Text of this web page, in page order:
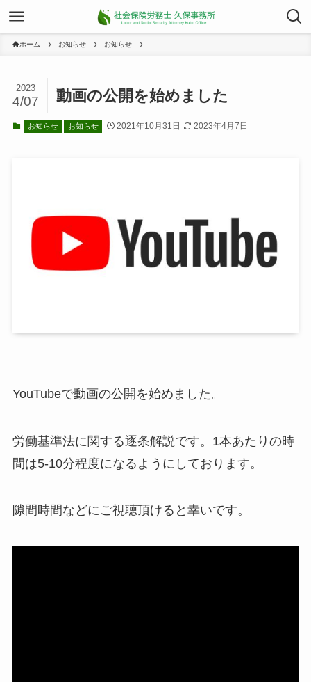
ホーム お知らせ お知らせ
動画の公開を始めました
2023
4/07
お知らせ お知らせ 2021年10月31日 2023年4月7日
YouTubeで動画の公開を始めました。
労働基準法に関する逐条解説です。1本あたりの時
間は5-10分程度になるようにしております。
隙間時間などにご視聴頂けると幸いです。